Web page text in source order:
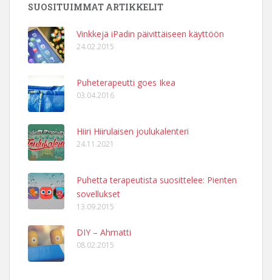
SUOSITUIMMAT ARTIKKELIT
Vinkkejä iPadin päivittäiseen käyttöön
24.02.2015
Puheterapeutti goes Ikea
03.04.2016
Hiiri Hiirulaisen joulukalenteri
24.11.2021
Puhetta terapeutista suosittelee: Pienten
sovellukset
13.09.2015
DIY – Ahmatti
08.02.2015